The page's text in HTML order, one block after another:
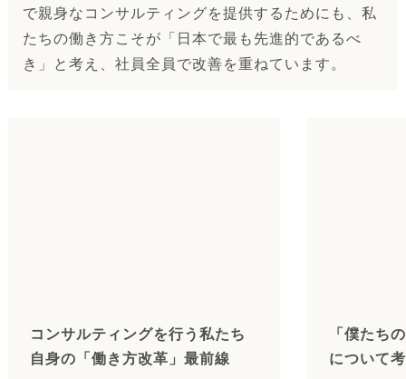
で親身なコンサルティングを提供するためにも、私
たちの働き方こそが「日本で最も先進的であるべ
き」と考え、社員全員で改善を重ねています。
コンサルティングを行う私たち
自身の「働き方改革」最前線
「僕たち
について